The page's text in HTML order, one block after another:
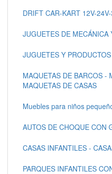
DRIFT CAR-KART 12V-
JUGUETES DE MECÁNICA
JUGUETES Y
MAQUETAS DE BARCOS -
MAQUETAS DE CASAS
Muebles para niños
AUTOS DE CHOQUE CON
CASAS INFANTILES -
PARQUES INFANTILES